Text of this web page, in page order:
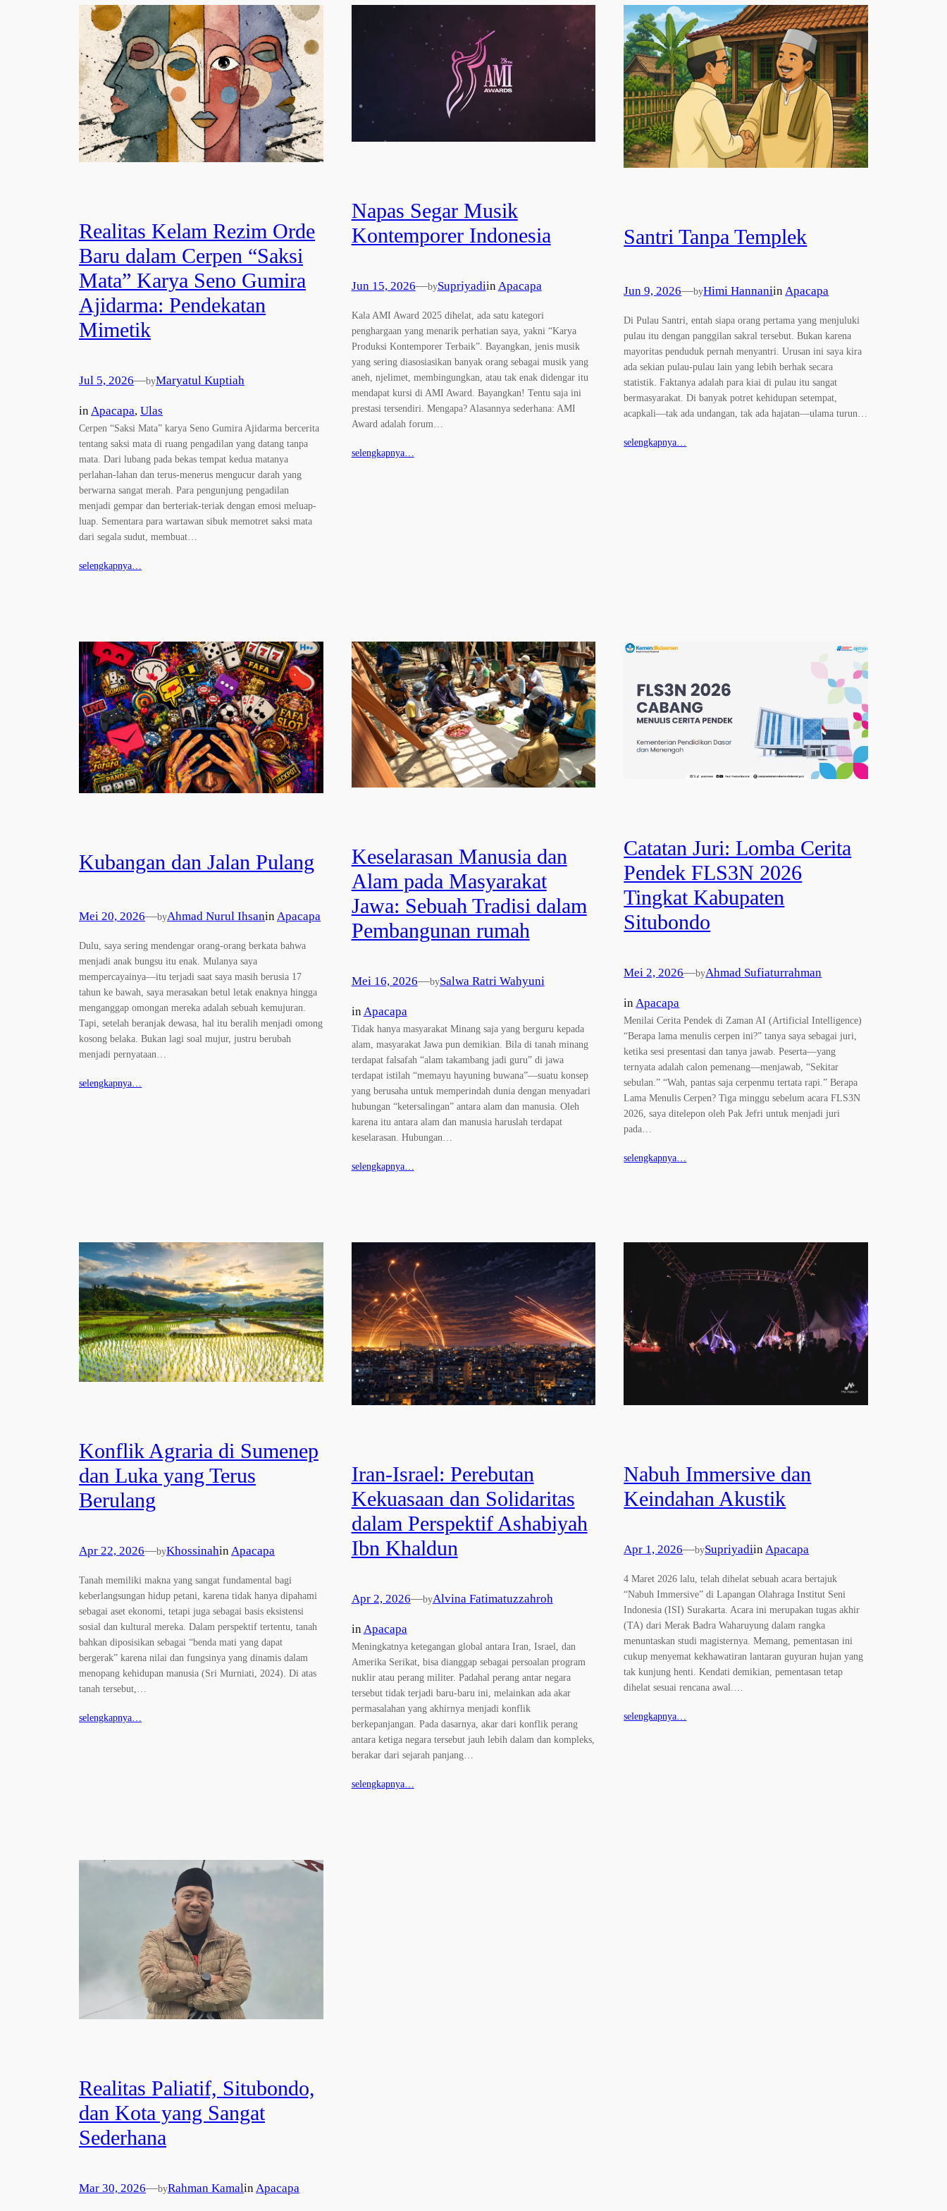
Realitas Kelam Rezim Orde
Baru dalam Cerpen “Saksi
Mata” Karya Seno Gumira
Ajidarma: Pendekatan
Mimetik
Jul 5, 2026—byMaryatul Kuptiah
inApacapa, Ulas
Cerpen “Saksi Mata” karya Seno Gumira Ajidarma bercerita
tentang saksi mata di ruang pengadilan yang datang tanpa
mata. Dari lubang pada bekas tempat kedua matanya
perlahan-lahan dan terus-menerus mengucur darah yang
berwarna sangat merah. Para pengunjung pengadilan
menjadi gempar dan berteriak-teriak dengan emosi meluap-
luap. Sementara para wartawan sibuk memotret saksi mata
dari segala sudut, membuat…
selengkapnya…
Napas Segar Musik
Kontemporer Indonesia
Jun 15, 2026—bySupriyadiinApacapa
Kala AMI Award 2025 dihelat, ada satu kategori
penghargaan yang menarik perhatian saya, yakni “Karya
Produksi Kontemporer Terbaik”. Bayangkan, jenis musik
yang sering diasosiasikan banyak orang sebagai musik yang
aneh, njelimet, membingungkan, atau tak enak didengar itu
mendapat kursi di AMI Award. Bayangkan! Tentu saja ini
prestasi tersendiri. Mengapa? Alasannya sederhana: AMI
Award adalah forum…
selengkapnya…
Santri Tanpa Templek
Jun 9, 2026—byHimi HannaniinApacapa
Di Pulau Santri, entah siapa orang pertama yang menjuluki
pulau itu dengan panggilan sakral tersebut. Bukan karena
mayoritas penduduk pernah menyantri. Urusan ini saya kira
ada sekian pulau-pulau lain yang lebih berhak secara
statistik. Faktanya adalah para kiai di pulau itu sangat
bermasyarakat. Di banyak potret kehidupan setempat,
acapkali—tak ada undangan, tak ada hajatan—ulama turun…
selengkapnya…
Kubangan dan Jalan Pulang
Mei 20, 2026—byAhmad Nurul IhsaninApacapa
Dulu, saya sering mendengar orang-orang berkata bahwa
menjadi anak bungsu itu enak. Mulanya saya
mempercayainya—itu terjadi saat saya masih berusia 17
tahun ke bawah, saya merasakan betul letak enaknya hingga
menganggap omongan mereka adalah sebuah kemujuran.
Tapi, setelah beranjak dewasa, hal itu beralih menjadi omong
kosong belaka. Bukan lagi soal mujur, justru berubah
menjadi pernyataan…
selengkapnya…
Keselarasan Manusia dan
Alam pada Masyarakat
Jawa: Sebuah Tradisi dalam
Pembangunan rumah
Mei 16, 2026—bySalwa Ratri Wahyuni
inApacapa
Tidak hanya masyarakat Minang saja yang berguru kepada
alam, masyarakat Jawa pun demikian. Bila di tanah minang
terdapat falsafah “alam takambang jadi guru” di jawa
terdapat istilah “memayu hayuning buwana”—suatu konsep
yang berusaha untuk memperindah dunia dengan menyadari
hubungan “ketersalingan” antara alam dan manusia. Oleh
karena itu antara alam dan manusia haruslah terdapat
keselarasan. Hubungan…
selengkapnya…
Catatan Juri: Lomba Cerita
Pendek FLS3N 2026
Tingkat Kabupaten
Situbondo
Mei 2, 2026—byAhmad Sufiaturrahman
inApacapa
Menilai Cerita Pendek di Zaman AI (Artificial Intelligence)
“Berapa lama menulis cerpen ini?” tanya saya sebagai juri,
ketika sesi presentasi dan tanya jawab. Peserta—yang
ternyata adalah calon pemenang—menjawab, “Sekitar
sebulan.” “Wah, pantas saja cerpenmu tertata rapi.” Berapa
Lama Menulis Cerpen? Tiga minggu sebelum acara FLS3N
2026, saya ditelepon oleh Pak Jefri untuk menjadi juri
pada…
selengkapnya…
Konflik Agraria di Sumenep
dan Luka yang Terus
Berulang
Apr 22, 2026—byKhossinahinApacapa
Tanah memiliki makna yang sangat fundamental bagi
keberlangsungan hidup petani, karena tidak hanya dipahami
sebagai aset ekonomi, tetapi juga sebagai basis eksistensi
sosial dan kultural mereka. Dalam perspektif tertentu, tanah
bahkan diposisikan sebagai “benda mati yang dapat
bergerak” karena nilai dan fungsinya yang dinamis dalam
menopang kehidupan manusia (Sri Murniati, 2024). Di atas
tanah tersebut,…
selengkapnya…
Iran-Israel: Perebutan
Kekuasaan dan Solidaritas
dalam Perspektif Ashabiyah
Ibn Khaldun
Apr 2, 2026—byAlvina Fatimatuzzahroh
inApacapa
Meningkatnya ketegangan global antara Iran, Israel, dan
Amerika Serikat, bisa dianggap sebagai persoalan program
nuklir atau perang militer. Padahal perang antar negara
tersebut tidak terjadi baru-baru ini, melainkan ada akar
permasalahan yang akhirnya menjadi konflik
berkepanjangan. Pada dasarnya, akar dari konflik perang
antara ketiga negara tersebut jauh lebih dalam dan kompleks,
berakar dari sejarah panjang…
selengkapnya…
Nabuh Immersive dan
Keindahan Akustik
Apr 1, 2026—bySupriyadiinApacapa
4 Maret 2026 lalu, telah dihelat sebuah acara bertajuk
“Nabuh Immersive” di Lapangan Olahraga Institut Seni
Indonesia (ISI) Surakarta. Acara ini merupakan tugas akhir
(TA) dari Merak Badra Waharuyung dalam rangka
menuntaskan studi magisternya. Memang, pementasan ini
cukup menyemat kekhawatiran lantaran guyuran hujan yang
tak kunjung henti. Kendati demikian, pementasan tetap
dihelat sesuai rencana awal.…
selengkapnya…
Realitas Paliatif, Situbondo,
dan Kota yang Sangat
Sederhana
Mar 30, 2026—byRahman KamalinApacapa